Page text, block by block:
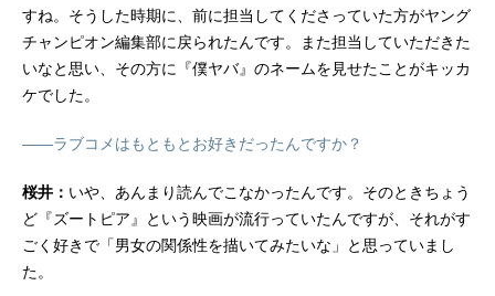
すね。そうした時期に、前に担当してくださっていた方がヤング
チャンピオン編集部に戻られたんです。また担当していただきた
いなと思い、その方に『僕ヤバ』のネームを見せたことがキッカ
ケでした。
――ラブコメはもともとお好きだったんですか？
桜井： いや、あんまり読んでこなかったんです。そのときちょう
ど『ズートピア』という映画が流行っていたんですが、それがす
ごく好きで「男女の関係性を描いてみたいな」と思っていまし
た。